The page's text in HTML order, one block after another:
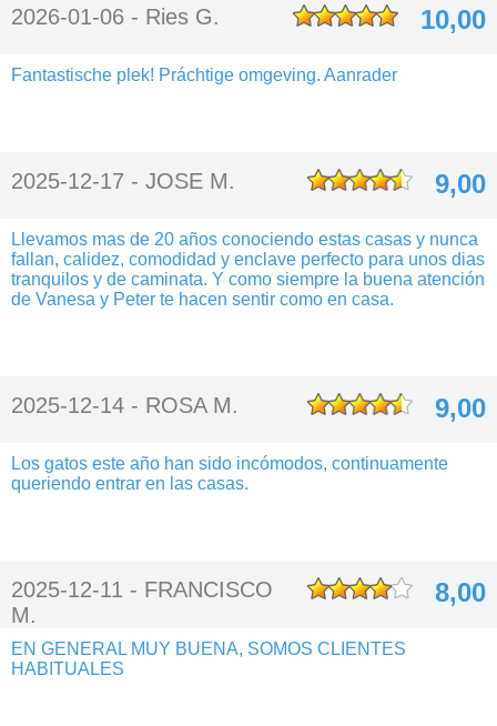
2026-01-06 - Ries G. 10,00
Fantastische plek! Práchtige omgeving. Aanrader
2025-12-17 - JOSE M. 9,00
Llevamos mas de 20 años conociendo estas casas y nunca
fallan, calidez, comodidad y enclave perfecto para unos dias
tranquilos y de caminata. Y como siempre la buena atención
de Vanesa y Peter te hacen sentir como en casa.
2025-12-14 - ROSA M. 9,00
Los gatos este año han sido incómodos, continuamente
queriendo entrar en las casas.
2025-12-11 - FRANCISCO
M.
8,00
EN GENERAL MUY BUENA, SOMOS CLIENTES
HABITUALES